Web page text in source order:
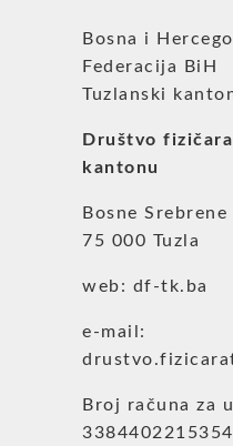
Bosna i
Federacija BiH
Tuzlanski
Društvo
kantonu
Bosne Srebrene
75 000 Tuzla
web: df-tk.ba
e-mail:
Broj računa za